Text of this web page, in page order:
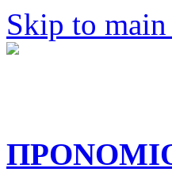
Skip to
ΠΡΟΝΟΜΙΟ